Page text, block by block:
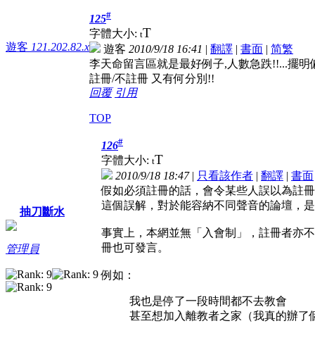
遊客 121.202.82.x
125#
字體大小: tT
遊客 2010/9/18 16:41 | 翻譯 | 書面 | 简繁
李天命留言區就是最好例子,人數急跌!!...擺明
註冊/不註冊 又有何分別!!
回覆 引用
TOP
抽刀斷水
管理員
126#
字體大小: tT
2010/9/18 18:47| 只看該作者 | 翻譯 | 書面
假如必須註冊的話，會令某些人誤以為註
這個誤解，對於能容納不同聲音的論壇，
事實上，本網並無「入會制」，註冊者亦
冊也可發言。
例如：
我也是停了一段時間都不去教會
甚至想加入離教者之家（我真的辦了